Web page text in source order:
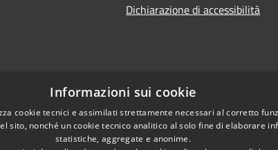
Dichiarazione di accessibilità
Informazioni sui cookie
cookie tecnici e assimilati strettamente necessari al corretto
sito, nonché un cookie tecnico analitico al solo fine di elaborare
statistiche, aggregate e anonime.